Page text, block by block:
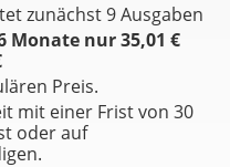
zunächst 9 Ausgaben
Monate nur 35,01 €
Preis.
mit einer Frist von 30
oder auf